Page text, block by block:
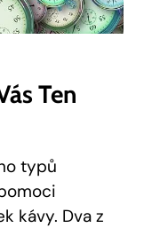
Ten
typů
kávy. Dva z